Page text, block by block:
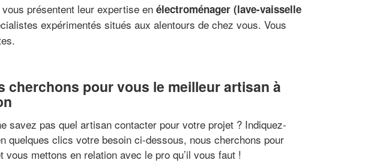
présentent leur expertise en électroménager (lave-vaisselle
expérimentés situés aux alentours de chez vous. Vous
cherchons pour vous le meilleur artisan à
savez pas quel artisan contacter pour votre projet ? Indiquez-
quelques clics votre besoin ci-dessous, nous cherchons pour
vous mettons en relation avec le pro qu’il vous faut !